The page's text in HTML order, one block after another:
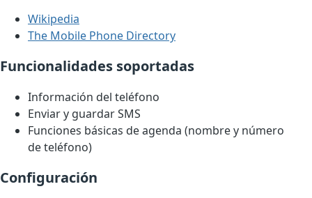
Wikipedia
The Mobile Phone Directory
Funcionalidades soportadas
Información del teléfono
Enviar y guardar SMS
Funciones básicas de agenda (nombre y número
de teléfono)
Configuración